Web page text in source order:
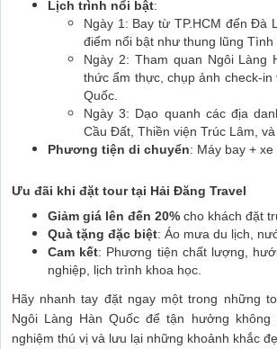
Lịch trình nổi bật:
Ngày 1: Bay từ TP.HCM đến Đà
điểm nổi bật như thung lũng
Ngày 2: Tham quan Ngôi Làng
thức ẩm thực, chụp ảnh check-in
Quốc.
Ngày 3: Dạo quanh các địa
Cầu Đất, Thiền viện Trúc Lâm,
Phương tiện di chuyển: Máy bay +
Ưu đãi khi đặt tour tại Hải Đăng Travel
Giảm giá lên đến 20% cho khách đặt
Quà tặng đặc biệt: Áo mưa du lịch,
Cam kết: Phương tiện chất lượng,
nghiệp, lịch trình khoa học.
Hãy nhanh tay đặt ngay một trong những
Ngôi Làng Hàn Quốc để tận hưởng không
nghiệm thú vị và lưu lại những khoảnh khắc